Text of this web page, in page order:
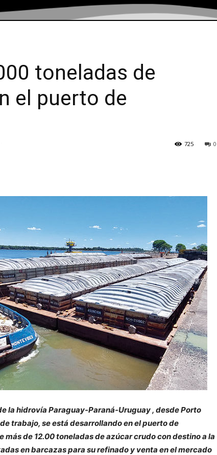
toneladas de
el puerto de
0
725
la hidrovía Paraguay-Paraná-Uruguay , desde Porto
trabajo, se está desarrollando en el puerto de
de 12.00 toneladas de azúcar crudo con destino a la
en barcazas para su refinado y venta en el mercado